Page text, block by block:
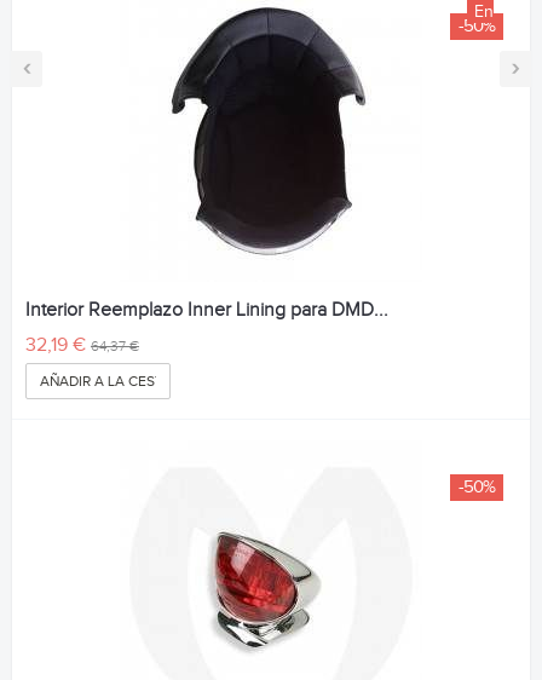
‹ ›
-50%
En
Venta!
Interior Reemplazo Inner Lining para DMD...
32,19 € 64,37 €
AÑADIR A LA CESTA
-50%